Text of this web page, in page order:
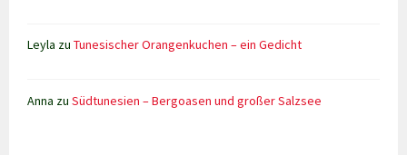
Leyla zuTunesischer Orangenkuchen – ein Gedicht
Anna zuSüdtunesien – Bergoasen und großer Salzsee